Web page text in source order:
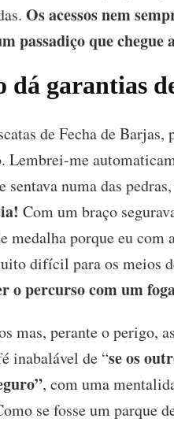
Os acessos nem
passadiço que chegue
dá garantias
de Fecha de Barjas,
Lembrei-me
numa das
Com um braço
medalha porque eu com
difícil para os meios
o percurso com um
mas, perante o perigo,
inabalável de “se os
, com uma
se fosse um parque